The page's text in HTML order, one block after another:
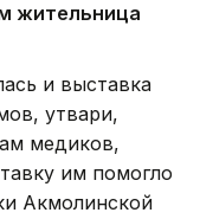
жительница
и выставка
утвари,
медиков,
им помогло
Акмолинской